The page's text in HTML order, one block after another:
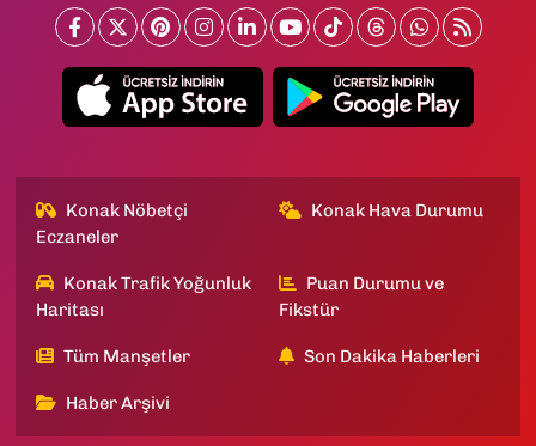
Konak Nöbetçi
Eczaneler
Konak Hava Durumu
Konak Trafik Yoğunluk
Haritası
Puan Durumu ve
Fikstür
Tüm Manşetler Son Dakika Haberleri
Haber Arşivi